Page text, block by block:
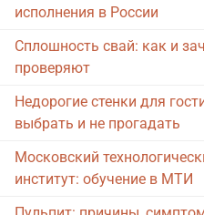
исполнения в России
Сплошность свай: как и
проверяют
Недорогие стенки для
выбрать и не прогадать
Московский
институт: обучение в МТИ